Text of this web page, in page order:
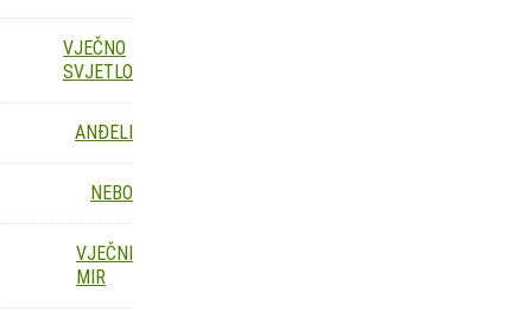
VJEČNO
SVJETLO
ANĐELI
NEBO
VJEČNI
MIR